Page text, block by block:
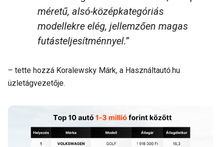
méretű, alsó-középkategóriás
modellekre elég, jellemzően magas
futásteljesítménnyel.”
– tette hozzá Koralewsky Márk, a Használtautó.hu
üzletágvezetője.